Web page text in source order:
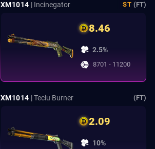
XM1014 | Incinegator ST (FT)
8.46
2.5%
8701 - 11200
XM1014 | Teclu Burner (FT)
2.09
10%